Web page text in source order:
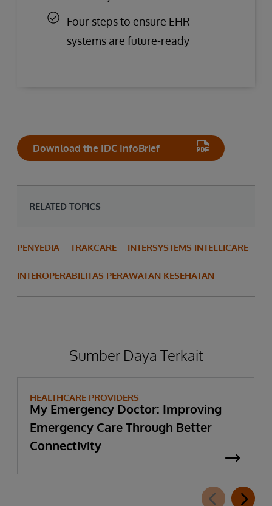
Four steps to ensure EHR
systems are future-ready
Download the IDC InfoBrief
RELATED TOPICS
PENYEDIA TRAKCARE INTERSYSTEMS INTELLICARE
INTEROPERABILITAS PERAWATAN KESEHATAN
Sumber Daya Terkait
HEALTHCARE PROVIDERS
My Emergency Doctor: Improving
Emergency Care Through Better
Connectivity